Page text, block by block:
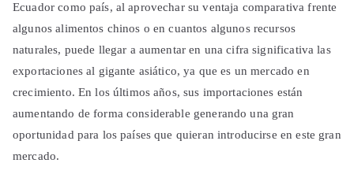
Ecuador como país, al aprovechar su ventaja comparativa frente
algunos alimentos chinos o en cuantos algunos recursos
naturales, puede llegar a aumentar en una cifra significativa las
exportaciones al gigante asiático, ya que es un mercado en
crecimiento. En los últimos años, sus importaciones están
aumentando de forma considerable generando una gran
oportunidad para los países que quieran introducirse en este gran
mercado.